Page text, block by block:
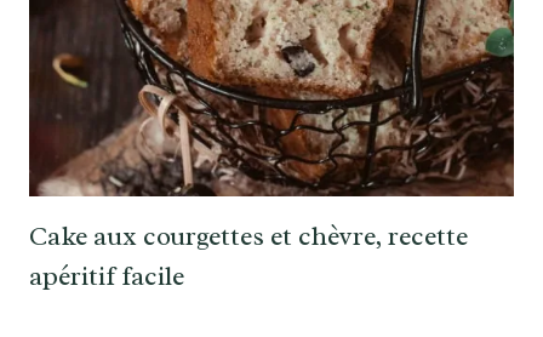
Cake aux courgettes et chèvre, recette
apéritif facile